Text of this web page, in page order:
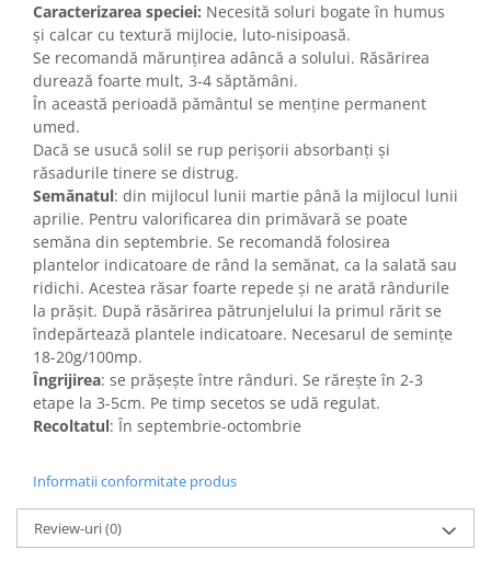
Ingrasaminte plante - CUTIE / KG
Ingrasaminte plante - ECOLOGICE
Ingrasaminte plante - FLORI
Ingrasaminte plante - FLORI - GEL
Casa, Gradina
Accesorii agricole
Accesorii gard electric
Accesorii irigat
Araci/ Suporti plante
Candele / Rezerve / Lumanari
Carabine/ carlige
Diverse casa si gradina
Diverse depozitare
Foarfeci
Caracterizarea speciei: Necesită soluri bogate în humus
și calcar cu textură mijlocie, luto-nisipoasă.
Se recomandă mărunțirea adâncă a solului. Răsărirea
durează foarte mult, 3-4 săptămâni.
În această perioadă pământul se menține permanent
umed.
Dacă se usucă solil se rup perișorii absorbanți și
răsadurile tinere se distrug.
Semănatul: din mijlocul lunii martie până la mijlocul lunii
aprilie. Pentru valorificarea din primăvară se poate
semăna din septembrie. Se recomandă folosirea
plantelor indicatoare de rând la semănat, ca la salată sau
ridichi. Acestea răsar foarte repede și ne arată rândurile
la prășit. După răsărirea pătrunjelului la primul rărit se
îndepărtează plantele indicatoare. Necesarul de semințe
18-20g/100mp.
Îngrijirea: se prășește între rânduri. Se rărește în 2-3
etape la 3-5cm. Pe timp secetos se udă regulat.
Recoltatul: În septembrie-octombrie
Informatii conformitate produs
Review-uri(0)